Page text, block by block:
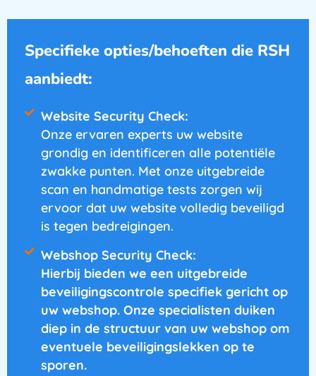
Specifieke opties/behoeften die RSH
aanbiedt:
Website Security Check:
Onze ervaren experts uw website
grondig en identificeren alle potentiële
zwakke punten. Met onze uitgebreide
scan en handmatige tests zorgen wij
ervoor dat uw website volledig beveiligd
is tegen bedreigingen.
Webshop Security Check:
Hierbij bieden we een uitgebreide
beveiligingscontrole specifiek gericht op
uw webshop. Onze specialisten duiken
diep in de structuur van uw webshop om
eventuele beveiligingslekken op te
sporen.